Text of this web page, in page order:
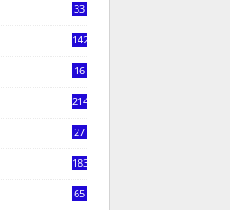
33
142
16
214
27
183
65